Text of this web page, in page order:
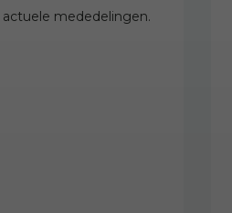
mededelingen.